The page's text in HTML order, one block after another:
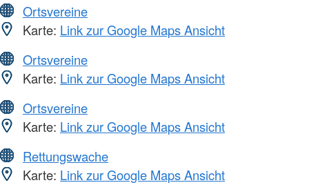
Ortsvereine
Karte: Link zur Google Maps Ansicht
Ortsvereine
Karte: Link zur Google Maps Ansicht
Ortsvereine
Karte: Link zur Google Maps Ansicht
Rettungswache
Karte: Link zur Google Maps Ansicht